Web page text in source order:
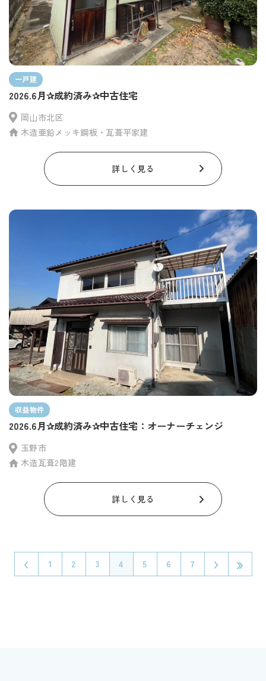
一戸建
2026.6月✰成約済み✰中古住宅
岡山市北区
木造亜鉛メッキ鋼板・瓦葺平家建
詳しく見る
収益物件
2026.6月✰成約済み✰中古住宅：オーナーチェンジ
玉野市
木造瓦葺2階建
詳しく見る
1 2 3 4 5 6 7